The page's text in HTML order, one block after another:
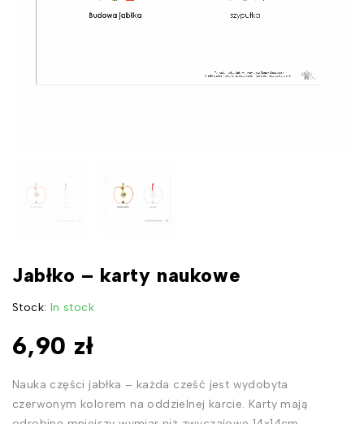
Jabłko – karty naukowe
Stock: In stock
6,90 zł
Nauka części jabłka – każda cześć jest wydobyta
czerwonym kolorem na oddzielnej karcie. Karty mają